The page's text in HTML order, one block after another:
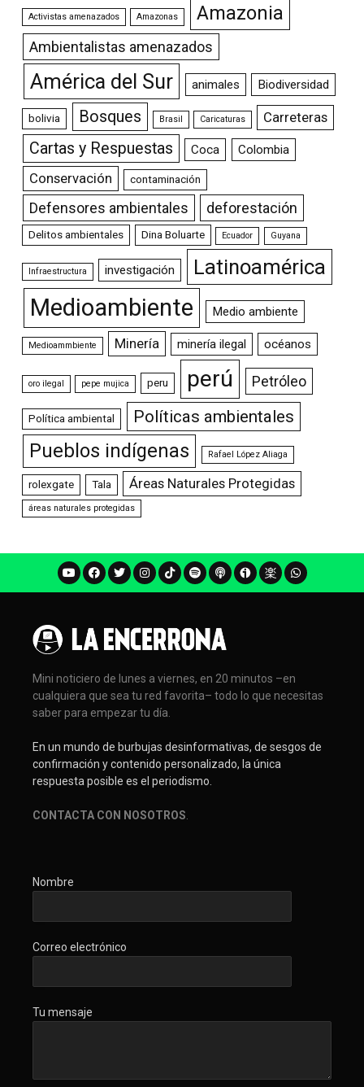
Activistas amenazados Amazonas Amazonia
Ambientalistas amenazados
América del Sur animales Biodiversidad
bolivia Bosques Brasil Caricaturas Carreteras
Cartas y Respuestas Coca Colombia
Conservación contaminación
Defensores ambientales deforestación
Delitos ambientales Dina Boluarte Ecuador Guyana
Infraestructura investigación Latinoamérica
Medioambiente Medio ambiente
Medioammbiente Minería minería ilegal océanos
oro ilegal pepe mujica peru perú Petróleo
Política ambiental Políticas ambientales
Pueblos indígenas Rafael López Aliaga
rolexgate Tala Áreas Naturales Protegidas
áreas naturales protegidas
Mini noticiero de lunes a viernes, en 20 minutos –en
cualquiera que sea tu red favorita– todo lo que necesitas
saber para empezar tu día.
En un mundo de burbujas desinformativas, de sesgos de
confirmación y contenido personalizado, la única
respuesta posible es el periodismo.
CONTACTA CON NOSOTROS
Nombre
Correo electrónico
Tu mensaje